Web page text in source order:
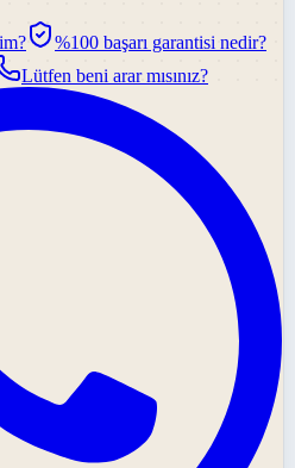
%100 başarı garantisi nedir?
Lütfen beni arar mısınız?